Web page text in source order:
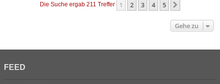
Die Suche ergab 211 Treffer 1 2 3 4 5
Gehe zu
FEED